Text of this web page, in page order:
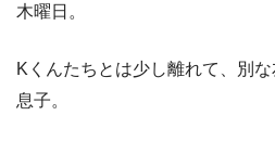
木曜日。
Kくんたちとは少し離れて、別
息子。